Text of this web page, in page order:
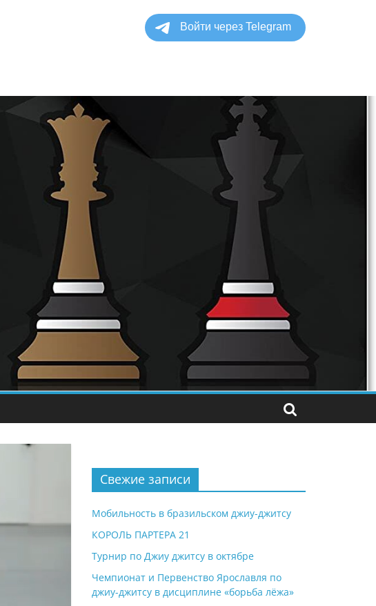
Свежие записи
Мобильность в бразильском джиу-джитсу
КОРОЛЬ ПАРТЕРА 21
Турнир по Джиу джитсу в октябре
Чемпионат и Первенство Ярославля по
джиу-джитсу в дисциплине «борьба лёжа»